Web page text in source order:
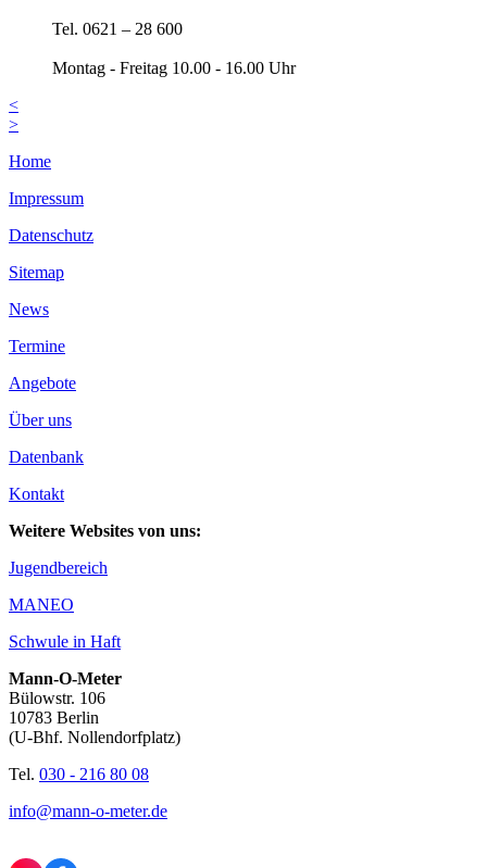
Tel. 0621 – 28 600
Montag - Freitag 10.00 - 16.00 Uhr
<
>
Home
Impressum
Datenschutz
Sitemap
News
Termine
Angebote
Über uns
Datenbank
Kontakt
Weitere Websites von uns:
Jugendbereich
MANEO
Schwule in Haft
Mann-O-Meter
Bülowstr. 106
10783 Berlin
(U-Bhf. Nollendorfplatz)
Tel. 030 - 216 80 08
info@mann-o-meter.de